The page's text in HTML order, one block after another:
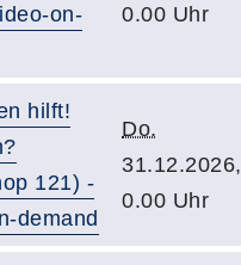
on-
0.00 Uhr
hilft!
121) -
demand
Do.
31.12.2026,
0.00 Uhr